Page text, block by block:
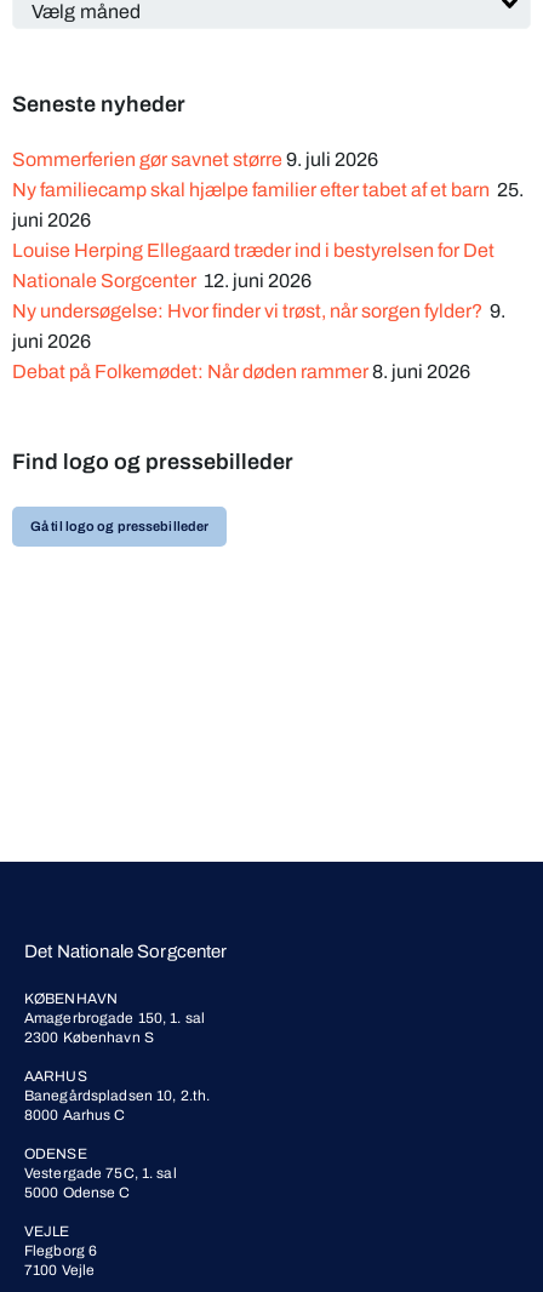
Seneste nyheder
Sommerferien gør savnet større9. juli 2026
Ny familiecamp skal hjælpe familier efter tabet af et barn 25.
juni 2026
Louise Herping Ellegaard træder ind i bestyrelsen for Det
Nationale Sorgcenter 12. juni 2026
Ny undersøgelse: Hvor finder vi trøst, når sorgen fylder? 9.
juni 2026
Debat på Folkemødet: Når døden rammer8. juni 2026
Find logo og pressebilleder
Gå til logo og pressebilleder
Det Nationale Sorgcenter
KØBENHAVN
Amagerbrogade 150, 1. sal
2300 København S
AARHUS
Banegårdspladsen 10, 2.th.
8000 Aarhus C
ODENSE
Vestergade 75C, 1. sal
5000 Odense C
VEJLE
Flegborg 6
7100 Vejle